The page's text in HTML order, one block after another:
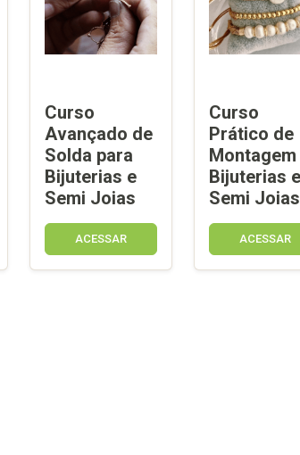
Curso
Avançado de
Solda para
Bijuterias e
Semi Joias
ACESSAR
Curso
Prático de
Bijuterias e
Semi Joias
ACESSAR